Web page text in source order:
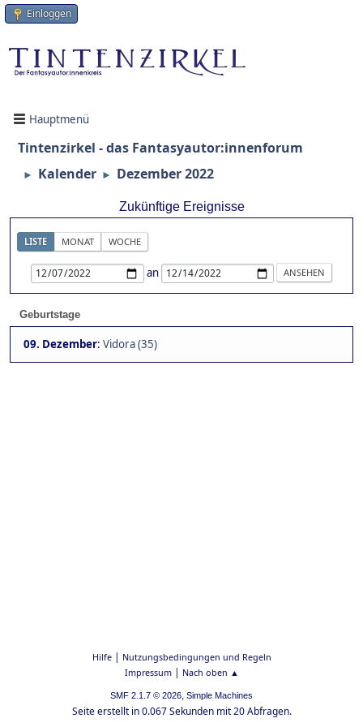
Einloggen
Hauptmenü
Tintenzirkel - das Fantasyautor:innenforum
► Kalender ► Dezember 2022
Zukünftige Ereignisse
LISTE MONAT WOCHE
an
Geburtstage
09. Dezember: Vidora (35)
Hilfe| Nutzungsbedingungen und Regeln
Impressum| Nach oben ▲
SMF 2.1.7 © 2026, Simple Machines
Seite erstellt in 0.067 Sekunden mit 20 Abfragen.